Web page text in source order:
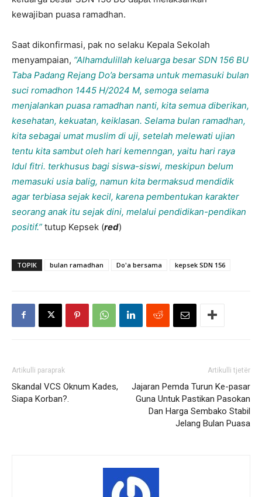
kewajiban puasa ramadhan.
Saat dikonfirmasi, pak no selaku Kepala Sekolah
menyampaian, “Alhamdulillah keluarga besar SDN 156 BU
Taba Padang Rejang Do’a bersama untuk memasuki bulan
suci romadhon 1445 H/2024 M, semoga selama
menjalankan puasa ramadhan nanti, kita semua diberikan,
kesehatan, kekuatan, keiklasan. Selama bulan ramadhan,
kita sebagai umat muslim di uji, setelah melewati ujian
tentu kita sambut oleh hari kemenngan, yaitu hari raya
Idul fitri. terkhusus bagi siswa-siswi, meskipun belum
memasuki usia balig, namun kita bermaksud mendidik
agar terbiasa sejak kecil, karena pembentukan karakter
seorang anak itu sejak dini, melalui pendidikan-pendikan
positif.” tutup Kepsek (red)
TOPIK bulan ramadhan Do'a bersama kepsek SDN 156
Artikulli paraprak
Skandal VCS Oknum Kades,
Siapa Korban?.
Artikulli tjetër
Jajaran Pemda Turun Ke-pasar
Guna Untuk Pastikan Pasokan
Dan Harga Sembako Stabil
Jelang Bulan Puasa